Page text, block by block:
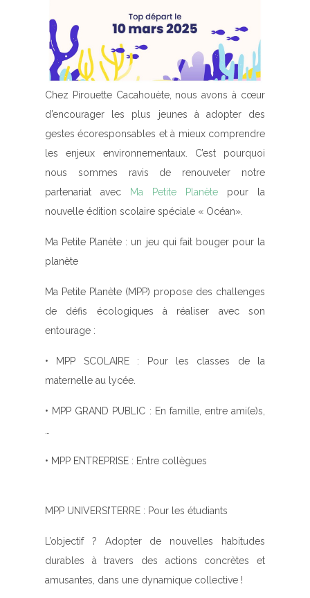
Chez Pirouette Cacahouète, nous avons à cœur
d’encourager les plus jeunes à adopter des
gestes écoresponsables et à mieux comprendre
les enjeux environnementaux. C’est pourquoi
nous sommes ravis de renouveler notre
partenariat avec
Ma Petite Planète pour la
nouvelle édition scolaire spéciale « Océan».
Ma Petite Planète : un jeu qui fait bouger pour la
planète
Ma Petite Planète (MPP) propose des challenges
de défis écologiques à réaliser avec son
entourage :
• MPP SCOLAIRE: Pour les classes de la
maternelle au lycée.
• MPP GRAND PUBLIC : En famille, entre ami(e)s,
…
• MPP ENTREPRISE : Entre collègues
MPP UNIVERSI’TERRE : Pour les étudiants
L’objectif ? Adopter de nouvelles habitudes
durables à travers des actions concrètes et
amusantes, dans une dynamique collective !